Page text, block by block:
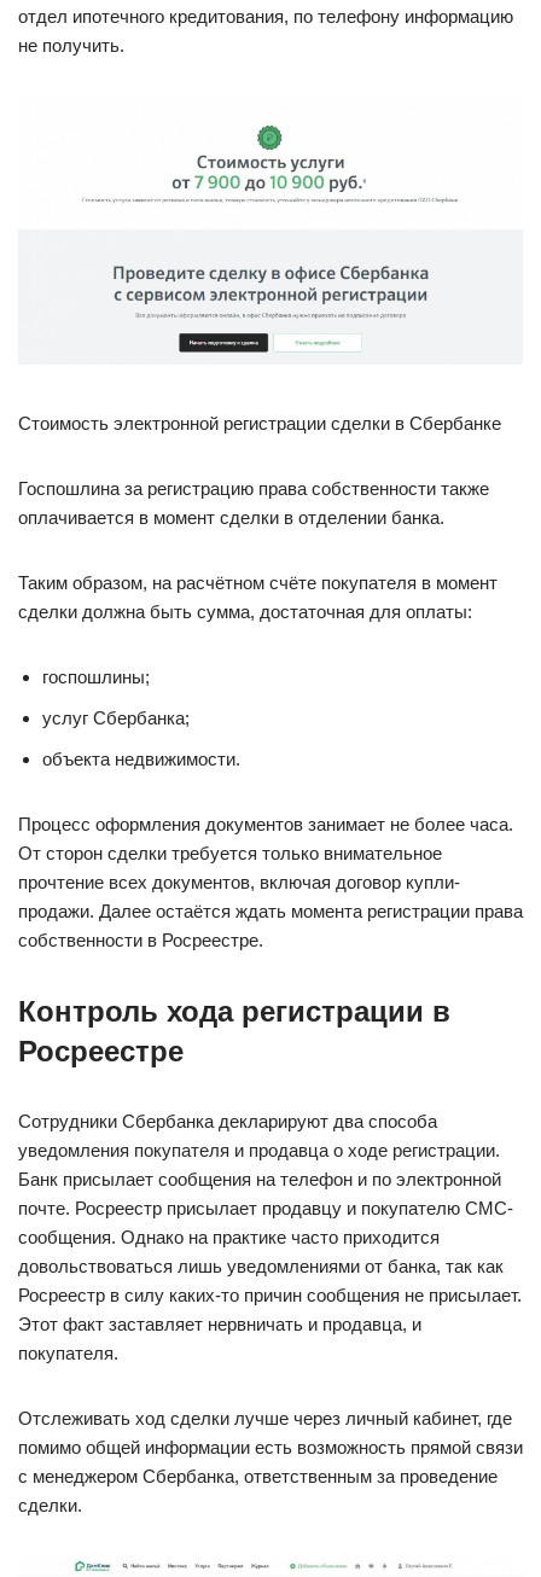
отдел ипотечного кредитования, по телефону информацию
не получить.
Стоимость электронной регистрации сделки в Сбербанке
Госпошлина за регистрацию права собственности также
оплачивается в момент сделки в отделении банка.
Таким образом, на расчётном счёте покупателя в момент
сделки должна быть сумма, достаточная для оплаты:
госпошлины;
услуг Сбербанка;
объекта недвижимости.
Процесс оформления документов занимает не более часа.
От сторон сделки требуется только внимательное
прочтение всех документов, включая договор купли-
продажи. Далее остаётся ждать момента регистрации права
собственности в Росреестре.
Контроль хода регистрации в
Росреестре
Сотрудники Сбербанка декларируют два способа
уведомления покупателя и продавца о ходе регистрации.
Банк присылает сообщения на телефон и по электронной
почте. Росреестр присылает продавцу и покупателю СМС-
сообщения. Однако на практике часто приходится
довольствоваться лишь уведомлениями от банка, так как
Росреестр в силу каких-то причин сообщения не присылает.
Этот факт заставляет нервничать и продавца, и
покупателя.
Отслеживать ход сделки лучше через личный кабинет, где
помимо общей информации есть возможность прямой связи
с менеджером Сбербанка, ответственным за проведение
сделки.